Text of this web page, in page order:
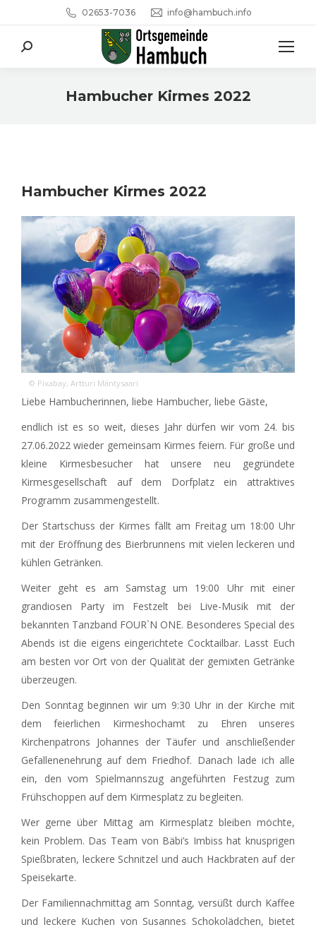
02653-7036 info@hambuch.info
Search:
Hambucher Kirmes 2022
Hambucher Kirmes 2022
© Pixabay, Artturi Mäntysaari
Liebe Hambucherinnen, liebe Hambucher, liebe Gäste,
endlich ist es so weit, dieses Jahr dürfen wir vom 24. bis
27.06.2022 wieder gemeinsam Kirmes feiern. Für große und
kleine Kirmesbesucher hat unsere neu gegründete
Kirmesgesellschaft auf dem Dorfplatz ein attraktives
Programm zusammengestellt.
Der Startschuss der Kirmes fällt am Freitag um 18:00 Uhr
mit der Eröffnung des Bierbrunnens mit vielen leckeren und
kühlen Getränken.
Weiter geht es am Samstag um 19:00 Uhr mit einer
grandiosen Party im Festzelt bei Live-Musik mit der
bekannten Tanzband FOUR`N ONE. Besonderes Special des
Abends ist die eigens eingerichtete Cocktailbar. Lasst Euch
am besten vor Ort von der Qualität der gemixten Getränke
überzeugen.
Den Sonntag beginnen wir um 9:30 Uhr in der Kirche mit
dem feierlichen Kirmeshochamt zu Ehren unseres
Kirchenpatrons Johannes der Täufer und anschließender
Gefallenenehrung auf dem Friedhof. Danach lade ich alle
ein, den vom Spielmannszug angeführten Festzug zum
Frühschoppen auf dem Kirmesplatz zu begleiten.
Wer gerne über Mittag am Kirmesplatz bleiben möchte,
kein Problem. Das Team von Bäbi’s Imbiss hat knusprigen
Spießbraten, leckere Schnitzel und auch Hackbraten auf der
Speisekarte.
Der Familiennachmittag am Sonntag, versüßt durch Kaffee
und leckere Kuchen von Susannes Schokolädchen, bietet